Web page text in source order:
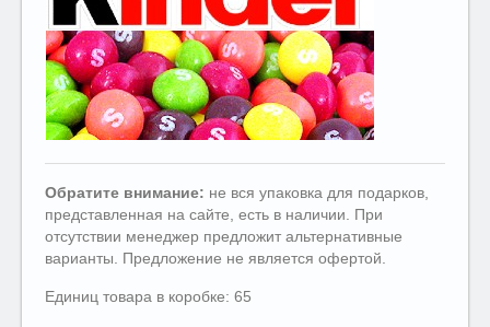
Обратите внимание: не вся упаковка для подарков,
представленная на сайте, есть в наличии. При
отсутствии менеджер предложит альтернативные
варианты. Предложение не является офертой.
Единиц товара в коробке: 65